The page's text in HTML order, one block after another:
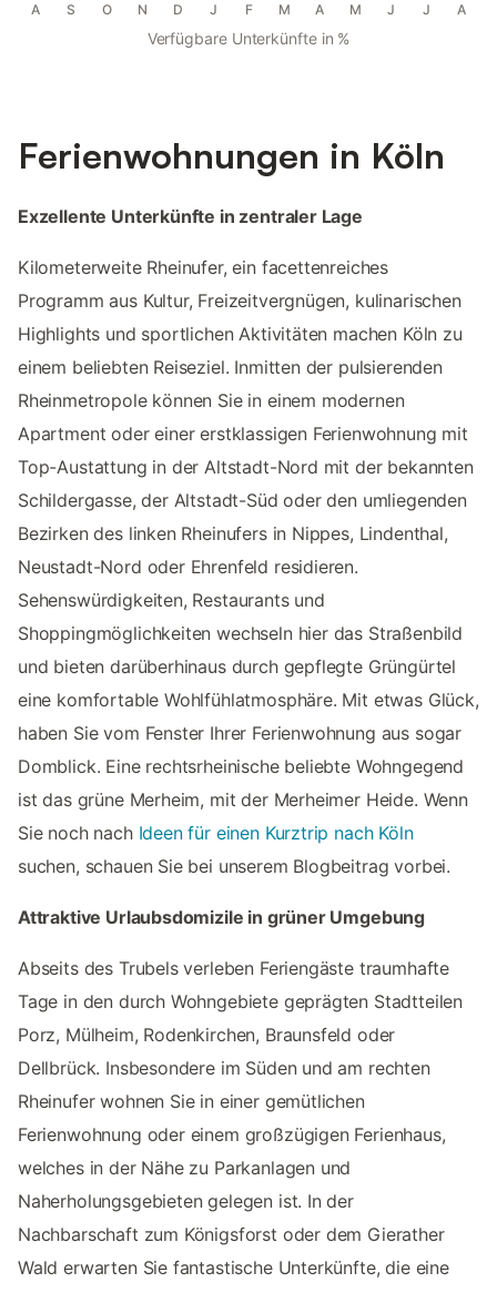
A S O N D J F M A M J J A
Verfügbare Unterkünfte in %
Ferienwohnungen in Köln
Exzellente Unterkünfte in zentraler Lage
Kilometerweite Rheinufer, ein facettenreiches
Programm aus Kultur, Freizeitvergnügen, kulinarischen
Highlights und sportlichen Aktivitäten machen Köln zu
einem beliebten Reiseziel. Inmitten der pulsierenden
Rheinmetropole können Sie in einem modernen
Apartment oder einer erstklassigen Ferienwohnung mit
Top-Austattung in der Altstadt-Nord mit der bekannten
Schildergasse, der Altstadt-Süd oder den umliegenden
Bezirken des linken Rheinufers in Nippes, Lindenthal,
Neustadt-Nord oder Ehrenfeld residieren.
Sehenswürdigkeiten, Restaurants und
Shoppingmöglichkeiten wechseln hier das Straßenbild
und bieten darüberhinaus durch gepflegte Grüngürtel
eine komfortable Wohlfühlatmosphäre. Mit etwas Glück,
haben Sie vom Fenster Ihrer Ferienwohnung aus sogar
Domblick. Eine rechtsrheinische beliebte Wohngegend
ist das grüne Merheim, mit der Merheimer Heide. Wenn
Sie noch nach Ideen für einen Kurztrip nach Köln
suchen, schauen Sie bei unserem Blogbeitrag vorbei.
Attraktive Urlaubsdomizile in grüner Umgebung
Abseits des Trubels verleben Feriengäste traumhafte
Tage in den durch Wohngebiete geprägten Stadtteilen
Porz, Mülheim, Rodenkirchen, Braunsfeld oder
Dellbrück. Insbesondere im Süden und am rechten
Rheinufer wohnen Sie in einer gemütlichen
Ferienwohnung oder einem großzügigen Ferienhaus,
welches in der Nähe zu Parkanlagen und
Naherholungsgebieten gelegen ist. In der
Nachbarschaft zum Königsforst oder dem Gierather
Wald erwarten Sie fantastische Unterkünfte, die eine